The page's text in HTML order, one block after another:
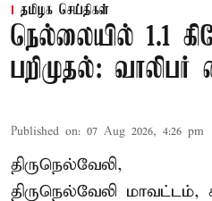
தமிழக செய்திகள்
நெல்லையில் 1.1
பறிமுதல்: வாலிபர்
Published on: 07 Aug 2026, 4:26 pm
திருநெல்வேலி,
திருநெல்வேலி மாவட்டம்,